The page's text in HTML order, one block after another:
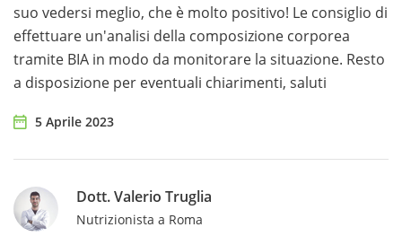
suo vedersi meglio, che è molto positivo! Le consiglio di
effettuare un'analisi della composizione corporea
tramite BIA in modo da monitorare la situazione. Resto
a disposizione per eventuali chiarimenti, saluti
5 Aprile 2023
Dott. Valerio Truglia
Nutrizionista a Roma